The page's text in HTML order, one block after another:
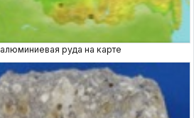
алюминиевая руда на карте